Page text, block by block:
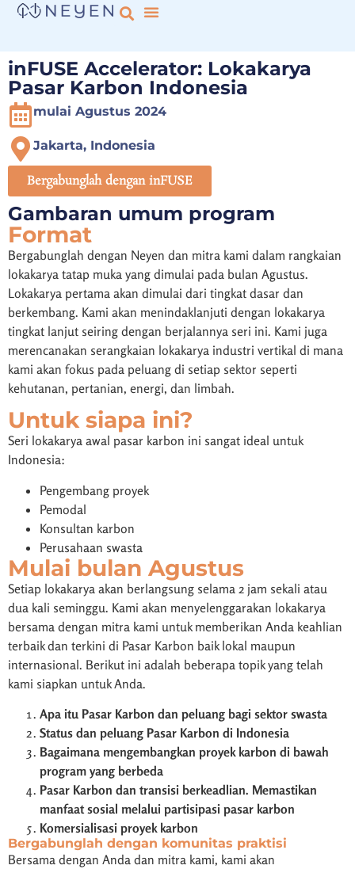
inFUSE Accelerator: Lokakarya
Pasar Karbon Indonesia
mulai Agustus 2024
Jakarta, Indonesia
Bergabunglah dengan inFUSE
Gambaran umum program
Format
Bergabunglah dengan Neyen dan mitra kami dalam rangkaian
lokakarya tatap muka yang dimulai pada bulan Agustus.
Lokakarya pertama akan dimulai dari tingkat dasar dan
berkembang. Kami akan menindaklanjuti dengan lokakarya
tingkat lanjut seiring dengan berjalannya seri ini. Kami juga
merencanakan serangkaian lokakarya industri vertikal di mana
kami akan fokus pada peluang di setiap sektor seperti
kehutanan, pertanian, energi, dan limbah.
Untuk siapa ini?
Seri lokakarya awal pasar karbon ini sangat ideal untuk
Indonesia:
Pengembang proyek
Pemodal
Konsultan karbon
Perusahaan swasta
Mulai bulan Agustus
Setiap lokakarya akan berlangsung selama 2 jam sekali atau
dua kali seminggu. Kami akan menyelenggarakan lokakarya
bersama dengan mitra kami untuk memberikan Anda keahlian
terbaik dan terkini di Pasar Karbon baik lokal maupun
internasional. Berikut ini adalah beberapa topik yang telah
kami siapkan untuk Anda.
Apa itu Pasar Karbon dan peluang bagi sektor swasta
Status dan peluang Pasar Karbon di Indonesia
Bagaimana mengembangkan proyek karbon di bawah
program yang berbeda
Pasar Karbon dan transisi berkeadlian. Memastikan
manfaat sosial melalui partisipasi pasar karbon
Komersialisasi proyek karbon
Bergabunglah dengan komunitas praktisi
Bersama dengan Anda dan mitra kami, kami akan